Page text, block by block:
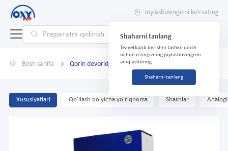
Joylashuvingizni ko'rsating
Shaharni tanlang
Tez yetkazib berishni tashkil qilish
uchun o'zingizning joylashuvingizni
aniqlashtiring
Shaharni tanlang
Bosh sahifa Qorin devoridagi hernial bint B-445 No 4 Sandiq
Xususiyatlari Qo'llash bo'yicha yo'riqnoma Sharhlar